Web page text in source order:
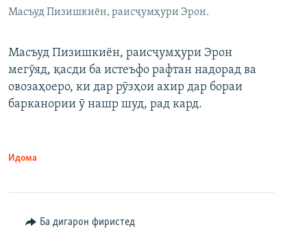
Масъуд Пизишкиён, раисҷумҳури Эрон.
Масъуд Пизишкиён, раисҷумҳури Эрон
мегӯяд, қасди ба истеъфо рафтан надорад ва
овозаҳоеро, ки дар рӯзҳои ахир дар бораи
барканории ӯ нашр шуд, рад кард.
Идома
Ба дигарон фиристед